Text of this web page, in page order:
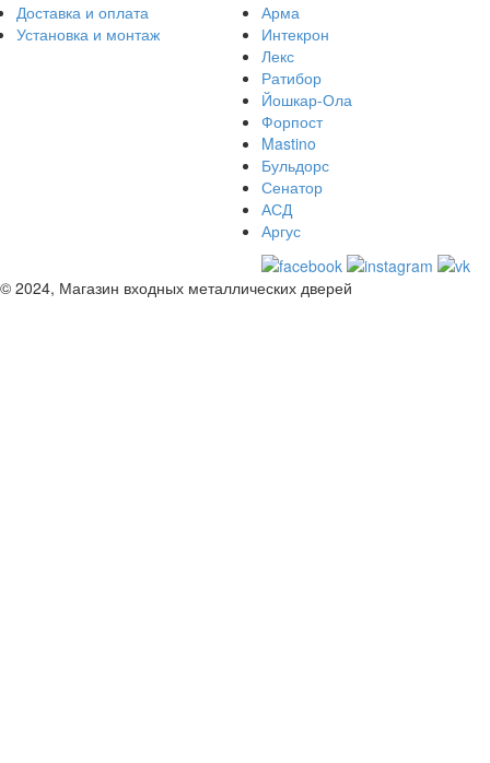
Доставка и оплата
Установка и монтаж
Арма
Интекрон
Лекс
Ратибор
Йошкар-Ола
Форпост
Mastino
Бульдорс
Сенатор
АСД
Аргус
© 2024, Магазин входных металлических дверей